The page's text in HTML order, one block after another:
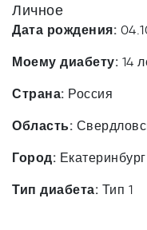
Личное
Дата рождения:
Моему диабету: 14
Страна: Россия
Область:
Город: Екатеринбург
Тип диабета: Тип 1